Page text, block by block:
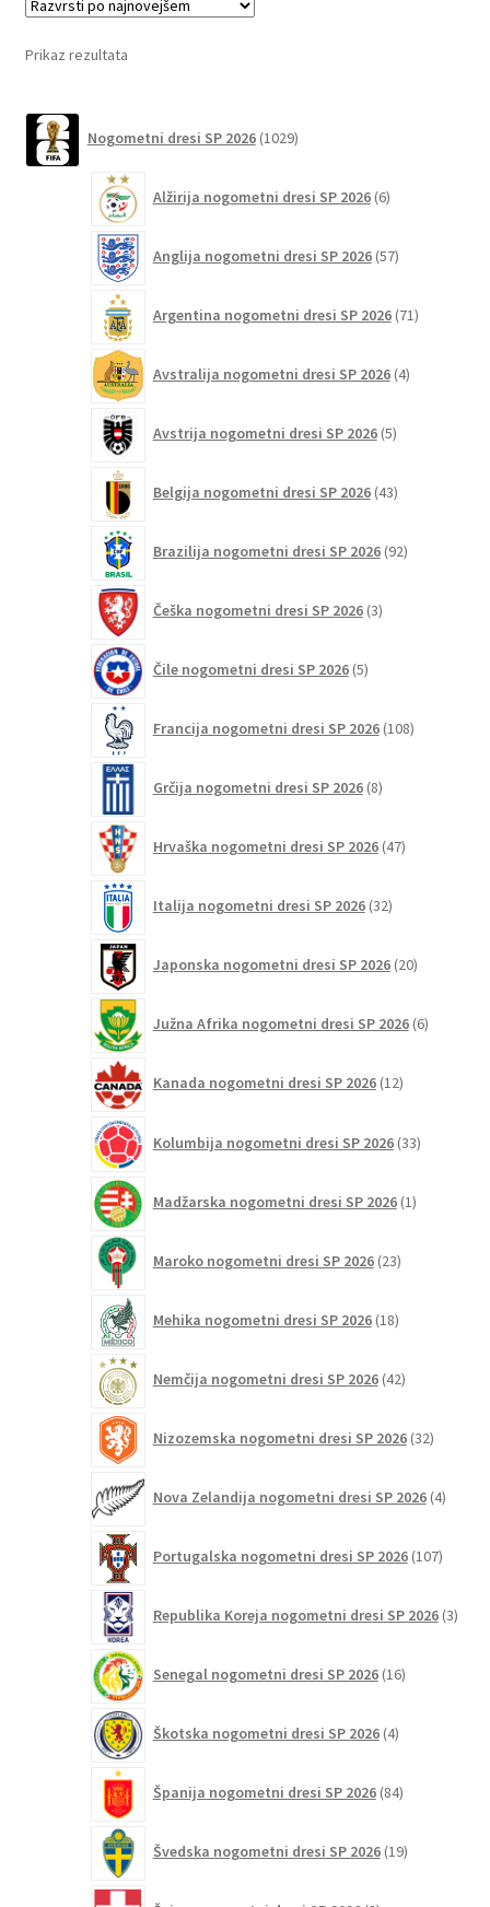
Prikaz rezultata
Nogometni dresi SP 2026 1029izdelkov
Alžirija nogometni dresi SP 2026 6izdelkov
Anglija nogometni dresi SP 2026 57izdelkov
Argentina nogometni dresi SP 2026 71izdelkov
Avstralija nogometni dresi SP 2026 4izdelki
Avstrija nogometni dresi SP 2026 5izdelkov
Belgija nogometni dresi SP 2026 43izdelkov
Brazilija nogometni dresi SP 2026 92izdelkov
Češka nogometni dresi SP 2026 3izdelki
Čile nogometni dresi SP 2026 5izdelkov
Francija nogometni dresi SP 2026 108izdelkov
Grčija nogometni dresi SP 2026 8izdelkov
Hrvaška nogometni dresi SP 2026 47izdelkov
Italija nogometni dresi SP 2026 32izdelkov
Japonska nogometni dresi SP 2026 20izdelkov
Južna Afrika nogometni dresi SP 2026 6izdelkov
Kanada nogometni dresi SP 2026 12izdelkov
Kolumbija nogometni dresi SP 2026 33izdelkov
Madžarska nogometni dresi SP 2026 1izdelek
Maroko nogometni dresi SP 2026 23izdelkov
Mehika nogometni dresi SP 2026 18izdelkov
Nemčija nogometni dresi SP 2026 42izdelkov
Nizozemska nogometni dresi SP 2026 32izdelkov
Nova Zelandija nogometni dresi SP 2026 4izdelki
Portugalska nogometni dresi SP 2026 107
Republika Koreja nogometni dresi SP 2026 3
Senegal nogometni dresi SP 2026 16izdelkov
Škotska nogometni dresi SP 2026 4izdelki
Španija nogometni dresi SP 2026 84izdelkov
Švedska nogometni dresi SP 2026 19izdelkov